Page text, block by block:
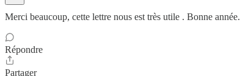
Merci beaucoup, cette lettre nous est très utile . Bonne année.
Répondre
Partager